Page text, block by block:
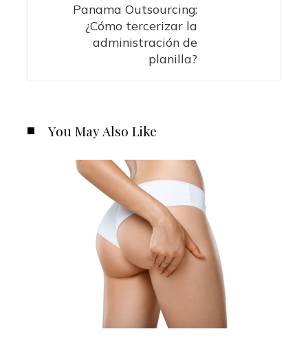
Panama Outsourcing:
¿Cómo tercerizar la
administración de
planilla?
You May Also Like